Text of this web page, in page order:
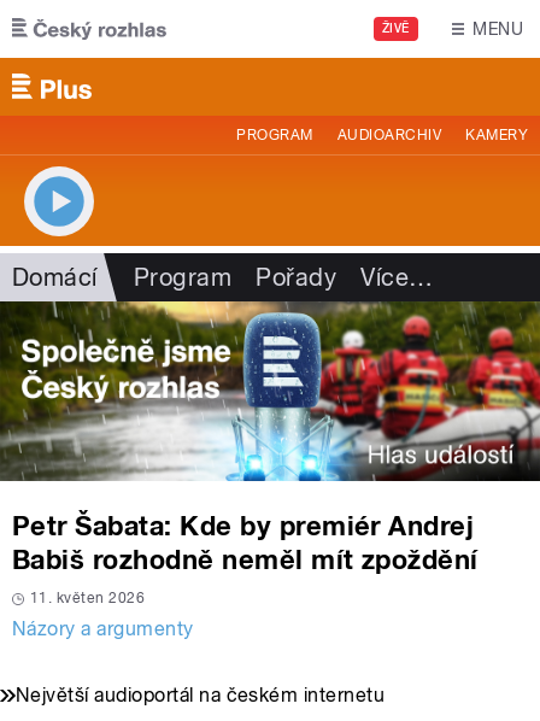
Přejít k hlavnímu obsahu
ŽIVĚ MENU
PROGRAM AUDIOARCHIV KAMERY
Domácí Program Pořady Více…
Petr Šabata: Kde by premiér Andrej
Babiš rozhodně neměl mít zpoždění
11. květen 2026
Názory a argumenty
Největší audioportál na českém internetu